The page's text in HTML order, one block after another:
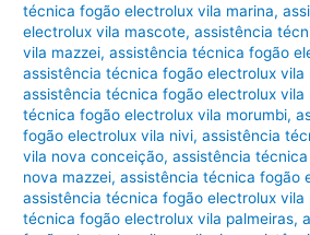
técnica fogão electrolux vila marina,
electrolux vila mascote,assistência
vila mazzei,assistência técnica fogão
assistência técnica fogão electrolux vila
assistência técnica fogão electrolux vila
técnica fogão electrolux vila morumbi,
fogão electrolux vila nivi,assistência
vila nova conceição,assistência
nova mazzei,assistência técnica fogão
assistência técnica fogão electrolux vila
técnica fogão electrolux vila palmeiras,